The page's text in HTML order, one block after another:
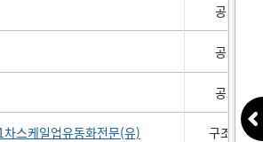
공모채권
공모채권
공모채권
스케일업유동화전문(유) 구조화채